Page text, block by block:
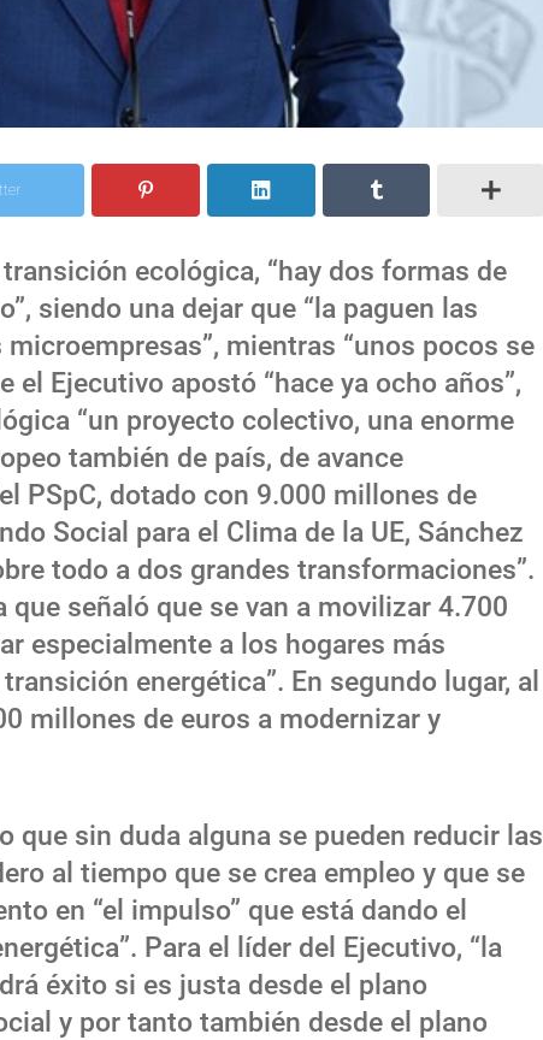
ecológica, “hay dos formas de
siendo una dejar que “la paguen las
mientras “unos pocos se
el Ejecutivo apostó “hace ya ocho años”,
“un proyecto colectivo, una enorme
también de país, de avance
PSpC, dotado con 9.000 millones de
Social para el Clima de la UE, Sánchez
todo a dos grandes transformaciones”.
que señaló que se van a movilizar 4.700
especialmente a los hogares más
energética”. En segundo lugar, al
millones de euros a modernizar y
que sin duda alguna se pueden reducir las
al tiempo que se crea empleo y que se
en “el impulso” que está dando el
Para el líder del Ejecutivo, “la
éxito si es justa desde el plano
y por tanto también desde el plano